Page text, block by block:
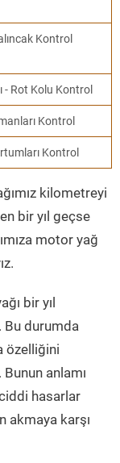
Kontrol
- Rot Kolu Kontrol
Kontrol
Kontrol
kilometreyi
bir yıl geçse
motor yağ
bir yıl
Bu durumda
özelliğini
anlamı
hasarlar
akmaya karşı